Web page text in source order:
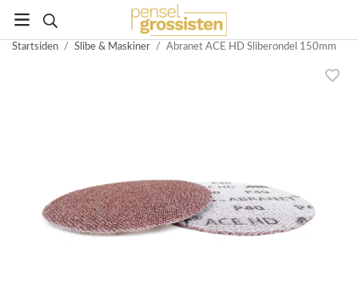
Startsiden / Slibe & Maskiner / Abranet ACE HD Sliberondel 150mm